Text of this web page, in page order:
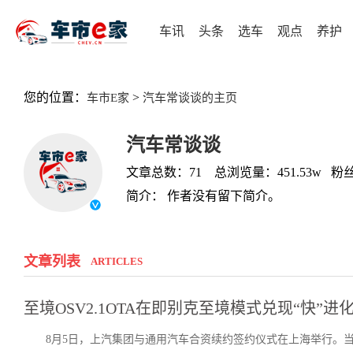
车讯 头条 选车 观点 养护
您的位置： 车市E家 > 汽车常谈谈的主页
汽车常谈谈
文章总数：71 总浏览量：451.53w 粉
简介： 作者没有留下简介。
文章列表 ARTICLES
至境OSV2.1OTA在即别克至境模式兑现“快”进
8月5日，上汽集团与通用汽车合资续约签约仪式在上海举行。